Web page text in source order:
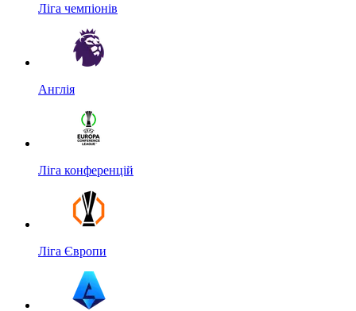
Ліга чемпіонів
Англія
Ліга конференцій
Ліга Європи